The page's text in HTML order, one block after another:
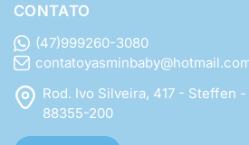
CONTATO
(47)999260-3080
Rod. Ivo Silveira, 417 - Steffen
88355-200